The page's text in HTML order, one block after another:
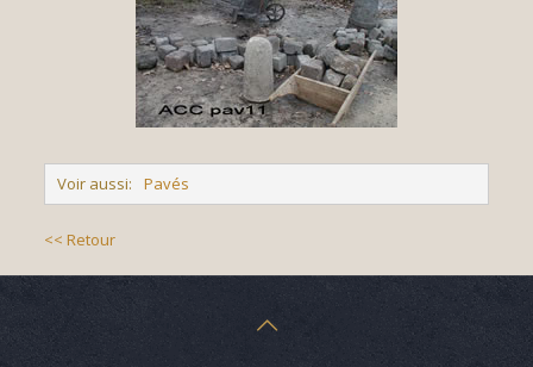
Voir aussi: Pavés
<< Retour